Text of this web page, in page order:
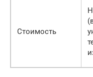
Стоимость